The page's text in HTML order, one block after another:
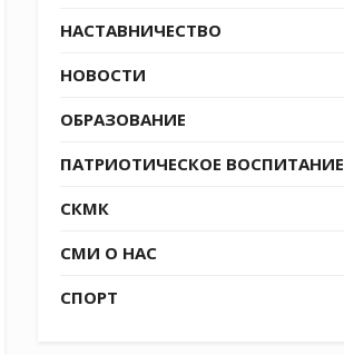
НАСТАВНИЧЕСТВО
НОВОСТИ
ОБРАЗОВАНИЕ
ПАТРИОТИЧЕСКОЕ ВОСПИТАНИЕ
СКМК
СМИ О НАС
СПОРТ